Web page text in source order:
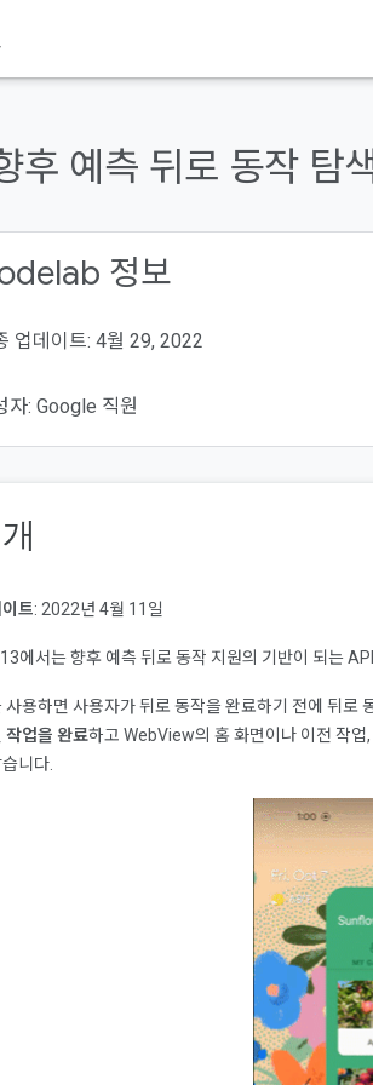
후 예측 뒤로 동작 탐
정보
업데이트: 4월 29, 2022
자: Google 직원
트: 2022년 4월 11일
에서는 향후 예측 뒤로 동작 지원의 기반이 되는
사용하면 사용자가 뒤로 동작을 완료하기 전에 뒤로
작업을 완료하고 WebView의 홈 화면이나 이전 작업
니다.